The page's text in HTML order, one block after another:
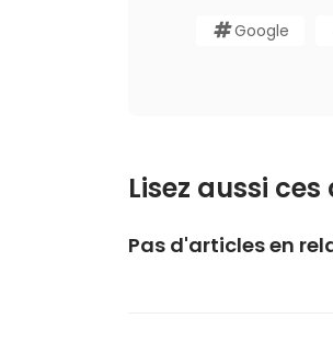
Google
Lisez aussi
Pas d'articles en